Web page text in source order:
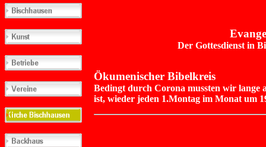
Der Gottesdienst in
Ökumenischer Bibelkreis
Bedingt durch Corona mussten wir lange
ist, wieder jeden 1.Montag im Monat um